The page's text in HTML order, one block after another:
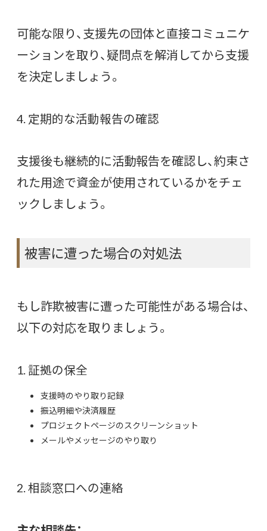
可能な限り、支援先の団体と直接コミュニケ
ーションを取り、疑問点を解消してから支援
を決定しましょう。
4. 定期的な活動報告の確認
支援後も継続的に活動報告を確認し、約束さ
れた用途で資金が使用されているかをチェ
ックしましょう。
被害に遭った場合の対処法
もし詐欺被害に遭った可能性がある場合は、
以下の対応を取りましょう。
1. 証拠の保全
支援時のやり取り記録
振込明細や決済履歴
プロジェクトページのスクリーンショット
メールやメッセージのやり取り
2. 相談窓口への連絡